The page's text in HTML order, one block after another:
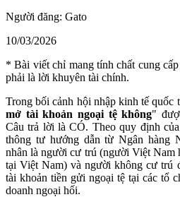
Người đăng: Gato
10/03/2026
* Bài viết chỉ mang tính chất cung
phải là lời khuyên tài chính.
Trong bối cảnh hội nhập kinh tế quốc
mở tài khoản ngoại tệ không"
Câu trả lời là CÓ. Theo quy định
thông tư hướng dẫn từ Ngân hàng
nhân là người cư trú (người Việt Nam
tại Việt Nam) và người không cư trú
tài khoản tiền gửi ngoại tệ tại các tổ
doanh ngoại hối.